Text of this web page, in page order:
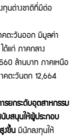
ทุนต่างชาติที่มีต่อ
คตะวันออก มีมูลค่า
ด้แก่ ภาคกลาง
ล้านบาท ภาคเหนือ
คตะวันตก 12,664
ารยกระดับอุตสาหกรรม
นับสนุนให้ผู้ประกอบ
งขึ้น มีนักลงทุนให้